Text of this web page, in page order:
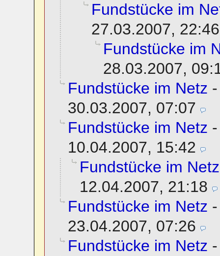
Fundstücke im
27.03.2007, 22:46
Fundstücke im
28.03.2007,
Fundstücke im Netz
30.03.2007, 07:07
Fundstücke im Netz
10.04.2007, 15:42
Fundstücke im Netz
12.04.2007, 21:18
Fundstücke im Netz
23.04.2007, 07:26
Fundstücke im Netz